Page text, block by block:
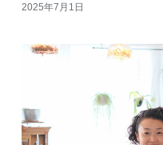
2025年7月1日